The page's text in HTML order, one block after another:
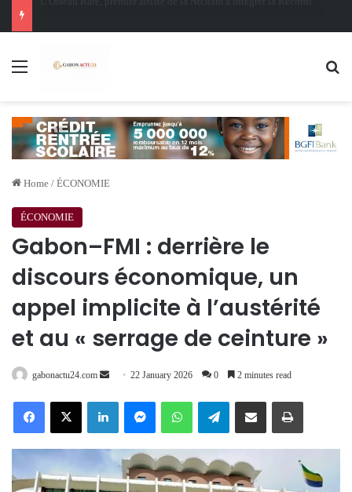
Menu
Home / ÉCONOMIE
ÉCONOMIE
Gabon–FMI : derrière le
discours économique, un
appel implicite à l’austérité
et au « serrage de ceinture »
gabonactu24.com
Send 22 January 2026 0 2 minutes read
FacebookX LinkedInMessengerWhatsAppTelegramShare via Email Print